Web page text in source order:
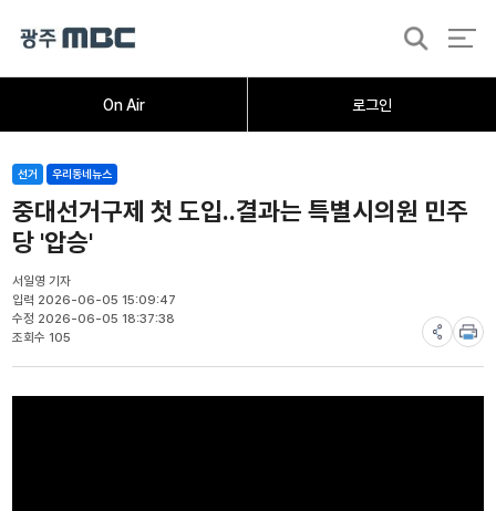
On Air 로그인
검
오늘의뉴스뉴스데스크 취재가시작되자
선거 우리동네뉴스
중대선거구제 첫 도입..결과는 특별시의원 민주
당 '압승'
서일영 기자
입력 2026-06-05 15:09:47
수정 2026-06-05 18:37:38
조회수 105